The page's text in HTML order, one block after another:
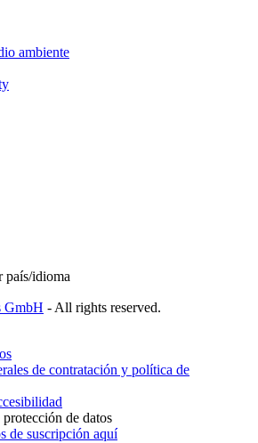
ambiente
país/idioma
GmbH - All rights reserved.
de contratación y política de
de datos
de suscripción aquí